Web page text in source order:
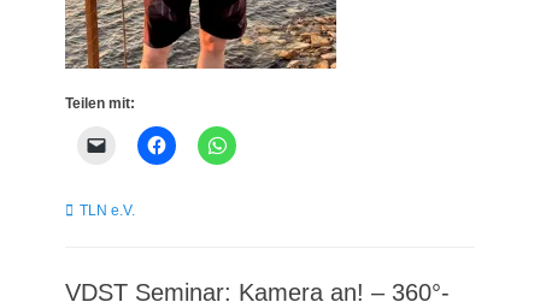
Teilen mit:
Kategorien
TLN e.V.
VDST Seminar: Kamera an! – 360°-